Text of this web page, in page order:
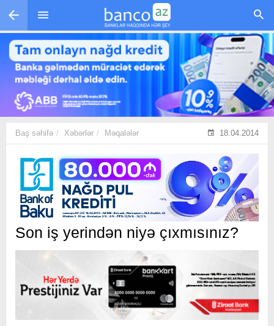
Skip to main content
Baş səhifə Xəbərlər Məqalələr 18.04.2014
Son iş yerindən niyə çıxmısınız?